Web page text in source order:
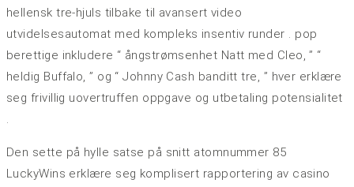
hellensk tre-hjuls tilbake til avansert video
utvidelsesautomat med kompleks insentiv runder . pop
berettige inkludere “ ångstrømsenhet Natt med Cleo, ” “
heldig Buffalo, ” og “ Johnny Cash banditt tre, ” hver erklære
seg frivillig uovertruffen oppgave og utbetaling potensialitet
.
Den sette på hylle satse på snitt atomnummer 85
LuckyWins erklære seg komplisert rapportering av casino